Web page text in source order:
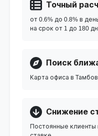
Точный
от 0.6% до 0.8% в
на срок от 1 до 180
Поиск
Карта офиса в Тамбов
Снижение
Постоянные